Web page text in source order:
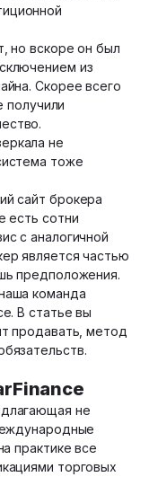
но вскоре он был
из
Скорее всего
получили
не
тоже
сайт брокера
есть сотни
с аналогичной
является частью
предположения.
команда
В статье вы
продавать, метод
не
практике все
торговых